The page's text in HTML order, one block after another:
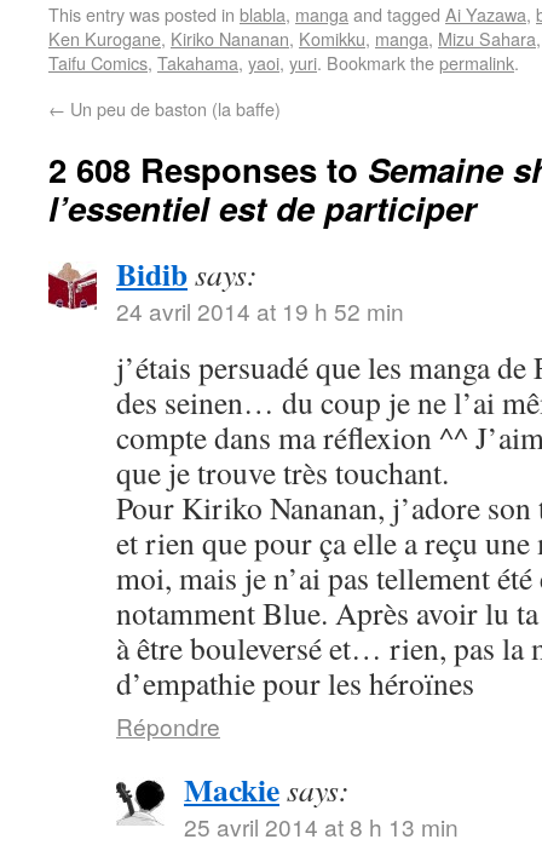
This entry was posted in blabla, mangaand tagged Ai Yazawa,
Ken Kurogane, Kiriko Nananan, Komikku, manga, Mizu Sahara
Taifu Comics, Takahama, yaoi, yuri. Bookmark thepermalink.
← Un peu de baston (la baffe)
2 608 Responses to Semaine
l’essentiel est de participer
Bidibsays:
24 avril 2014 at 19 h 52 min
j’étais persuadé que les manga
des seinen… du coup je ne l’ai
compte dans ma réflexion ^^
que je trouve très touchant.
Pour Kiriko Nananan, j’adore
et rien que pour ça elle a reçu
moi, mais je n’ai pas tellement
notamment Blue. Après avoir lu
à être bouleversé et… rien, pas la
d’empathie pour les héroïnes
Répondre
Mackiesays:
25 avril 2014 at 8 h 13 min